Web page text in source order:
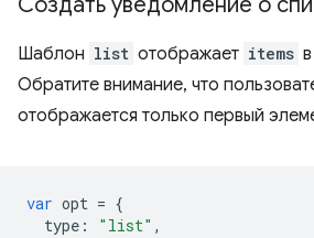
Шаблон list отображает items
Обратите внимание, что
отображается только первый
var opt = {
type : "list" ,